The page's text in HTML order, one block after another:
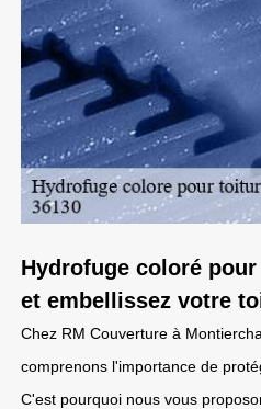
Hydrofuge coloré
et embellissez votre
Chez RM Couverture à
comprenons l'importance de
C'est pourquoi nous vous